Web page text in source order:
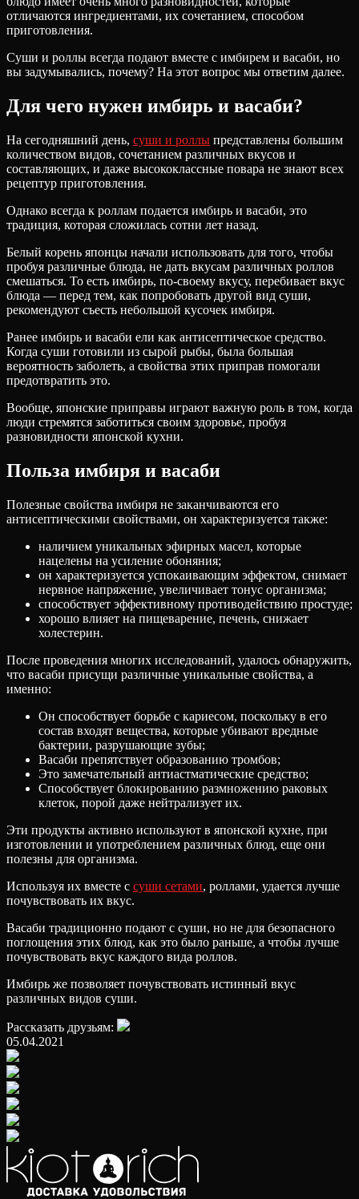
отличаются ингредиентами, их сочетанием, способом
приготовления.
Суши и роллы всегда подают вместе с имбирем и васаби, но
вы задумывались, почему? На этот вопрос мы ответим далее.
Для чего нужен имбирь и васаби?
На сегодняшний день, суши и роллы представлены большим
количеством видов, сочетанием различных вкусов и
составляющих, и даже высококлассные повара не знают всех
рецептур приготовления.
Однако всегда к роллам подается имбирь и васаби, это
традиция, которая сложилась сотни лет назад.
Белый корень японцы начали использовать для того, чтобы
пробуя различные блюда, не дать вкусам различных роллов
смешаться. То есть имбирь, по-своему вкусу, перебивает вкус
блюда — перед тем, как попробовать другой вид суши,
рекомендуют съесть небольшой кусочек имбиря.
Ранее имбирь и васаби ели как антисептическое средство.
Когда суши готовили из сырой рыбы, была большая
вероятность заболеть, а свойства этих приправ помогали
предотвратить это.
Вообще, японские приправы играют важную роль в том, когда
люди стремятся заботиться своим здоровье, пробуя
разновидности японской кухни.
Польза имбиря и васаби
Полезные свойства имбиря не заканчиваются его
антисептическими свойствами, он характеризуется также:
наличием уникальных эфирных масел, которые
нацелены на усиление обоняния;
он характеризуется успокаивающим эффектом, снимает
нервное напряжение, увеличивает тонус организма;
способствует эффективному противодействию простуде;
хорошо влияет на пищеварение, печень, снижает
холестерин.
После проведения многих исследований, удалось обнаружить,
что васаби присущи различные уникальные свойства, а
именно:
Он способствует борьбе с кариесом, поскольку в его
состав входят вещества, которые убивают вредные
бактерии, разрушающие зубы;
Васаби препятствует образованию тромбов;
Это замечательный антиастматические средство;
Способствует блокированию размножению раковых
клеток, порой даже нейтрализует их.
Эти продукты активно используют в японской кухне, при
изготовлении и употреблением различных блюд, еще они
полезны для организма.
Используя их вместе с суши cетами, роллами, удается лучше
почувствовать их вкус.
Васаби традиционно подают с суши, но не для безопасного
поглощения этих блюд, как это было раньше, а чтобы лучше
почувствовать вкус каждого вида роллов.
Имбирь же позволяет почувствовать истинный вкус
различных видов суши.
Рассказать друзьям:
05.04.2021